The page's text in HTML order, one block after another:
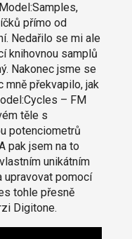
přímo od
Nedařilo se mi ale
knihovnou samplů
Nakonec jsme se
mně překvapilo, jak
– FM
těle s
potenciometrů
pak jsem na to
unikátním
upravovat pomocí
tohle přesně
Digitone.